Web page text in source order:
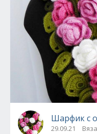
Шарфик с
29.09.21